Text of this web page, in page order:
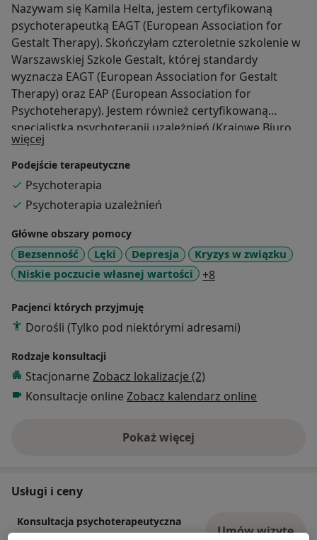
Nazywam się Kamila Helta, jestem certyfikowaną
psychoterapeutką EAGT (European Association for
Gestalt Therapy). Skończyłam czteroletnie szkolenie w
Warszawskiej Szkole Gestalt, której standardy
wyznacza EAGT (European Association for Gestalt
Therapy) oraz EAP (European Association for
Psychoteherapy). Jestem również certyfikowaną
specjalistką psychoterapii uzależnień (Krajowe Biuro
ds. Przeciwdziałania Narkomanii) oraz pedagożką.
Profesjonalną pomocą i psychoterapią zajmuje się od
2009 roku. Posiadam doświadczenie w pracy z
osobami borykającymi się z problem uzależnienia
(substancje psychoaktywne, uzależnienia
behawioralne itp.). Posiadam doświadczenie w pracy z
ramach krótkoterminowego leczenia uzależnień, a
także w gminnym punkcie konsultacyjnym. Prowadzę
psychoterapię indywidualną i grupową, konsultacje, a
pacjentami w systemie stacjonarnego
długoterminowego leczenia uzależnień w ramach NFZ.
Pracę poddaję stałej superwizji.
więcej
Podejście terapeutyczne
Psychoterapia
Psychoterapia uzależnień
Główne obszary pomocy
Bezsenność Lęki Depresja
Kryzys w związku
Niskie poczucie własnej wartości
+8
Pacjenci których przyjmuję
Dorośli (Tylko pod niektórymi adresami)
Rodzaje konsultacji
Stacjonarne Zobacz lokalizacje (2)
Konsultacje online Zobacz kalendarz online
Pokaż więcejo doświadczeniu
Usługi i ceny
Konsultacja psychoterapeutyczna
Umów wizytę